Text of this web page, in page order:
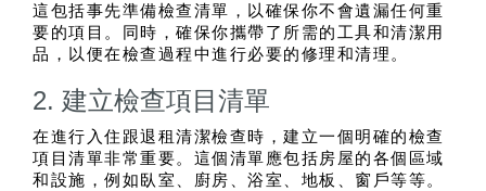
這包括事先準備檢查清單，以確保你不會遺漏任何重
要的項目。同時，確保你攜帶了所需的工具和清潔用
品，以便在檢查過程中進行必要的修理和清理。
2. 建立檢查項目清單
在進行入住跟退租清潔檢查時，建立一個明確的檢查
項目清單非常重要。這個清單應包括房屋的各個區域
和設施，例如臥室、廚房、浴室、地板、窗戶等等。